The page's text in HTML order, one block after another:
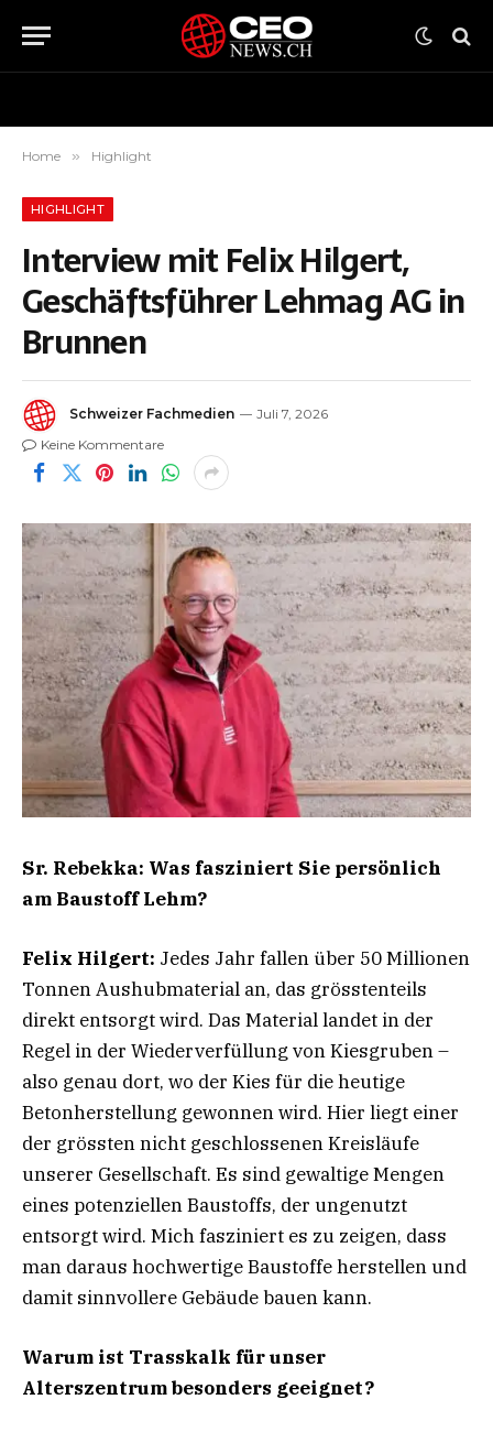
Home » Highlight
HIGHLIGHT
Interview mit Felix Hilgert,
Geschäftsführer Lehmag AG in
Brunnen
Schweizer Fachmedien
Juli 7, 2026
Keine Kommentare
Sr. Rebekka: Was fasziniert Sie persönlich
am Baustoff Lehm?
Felix Hilgert: Jedes Jahr fallen über 50 Millionen
Tonnen Aushubmaterial an, das grösstenteils
direkt entsorgt wird. Das Material landet in der
Regel in der Wiederverfüllung von Kiesgruben –
also genau dort, wo der Kies für die heutige
Betonherstellung gewonnen wird. Hier liegt einer
der grössten nicht geschlossenen Kreisläufe
unserer Gesellschaft. Es sind gewaltige Mengen
eines potenziellen Baustoffs, der ungenutzt
entsorgt wird. Mich fasziniert es zu zeigen, dass
man daraus hochwertige Baustoffe herstellen und
damit sinnvollere Gebäude bauen kann.
Warum ist Trasskalk für unser
Alterszentrum besonders geeignet?